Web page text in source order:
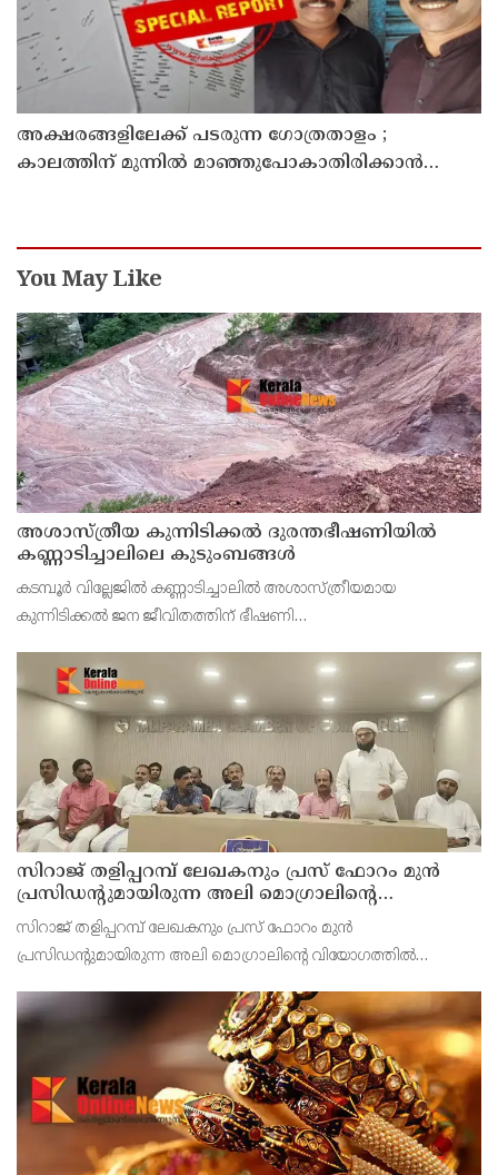
അക്ഷരങ്ങളിലേക്ക് പടരുന്ന ഗോത്രതാളം ;
കാലത്തിന് മുന്നിൽ മാഞ്ഞുപോകാതിരിക്കാൻ
ഒരുങ്ങുന്നു
You May Like
അശാസ്ത്രീയ കുന്നിടിക്കൽ ദുരന്തഭീഷണിയിൽ
കണ്ണാടിച്ചാലിലെ കുടുംബങ്ങൾ
കടമ്പൂർ വില്ലേജിൽ കണ്ണാടിച്ചാലിൽ അശാസ്ത്രീയമായ
കുന്നിടിക്കൽ ജന ജീവിതത്തിന് ഭീഷണി
കുന്നിടിച്ചതിനെ തുടർന്ന് കഴിഞ്ഞ 2-3 വർഷമായി
പ്രദേശവാസികളുടെ ജീവനും സ്വത്തിനും
സിറാജ് തളിപ്പറമ്പ് ലേഖകനും പ്രസ് ഫോറം മുൻ
പ്രസിഡൻ്റുമായിരുന്ന അലി മൊഗ്രാലിൻ്റെ
വിയോഗത്തിൽ സർവ്വകക്ഷി അനുസ്മരണം നടത്തി
സിറാജ് തളിപ്പറമ്പ് ലേഖകനും പ്രസ് ഫോറം മുൻ
പ്രസിഡൻ്റുമായിരുന്ന അലി മൊഗ്രാലിൻ്റെ വിയോഗത്തിൽ
നടന്ന അനുസ്മരണം സിപിഐ എം തളിപ്പറമ്പ് ഏരിയാ സെക്രട്ടറി